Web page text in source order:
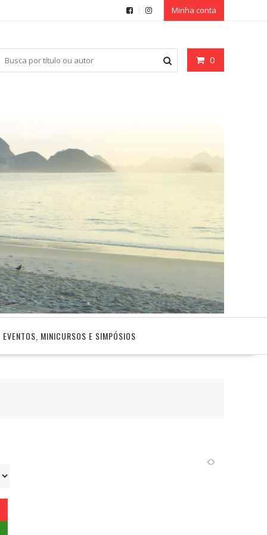
Minha conta
0
EVENTOS, MINICURSOS E SIMPÓSIOS